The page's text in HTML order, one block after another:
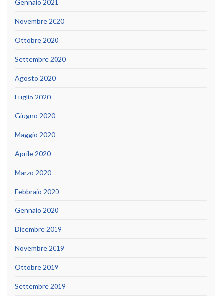
Gennaio 2021
Novembre 2020
Ottobre 2020
Settembre 2020
Agosto 2020
Luglio 2020
Giugno 2020
Maggio 2020
Aprile 2020
Marzo 2020
Febbraio 2020
Gennaio 2020
Dicembre 2019
Novembre 2019
Ottobre 2019
Settembre 2019